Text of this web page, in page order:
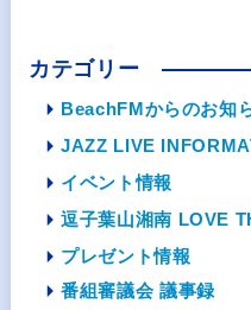
カテゴリー
BeachFMからのお知
JAZZ LIVE
イベント情報
逗子葉山湘南 LOVE
プレゼント情報
番組審議会 議事録